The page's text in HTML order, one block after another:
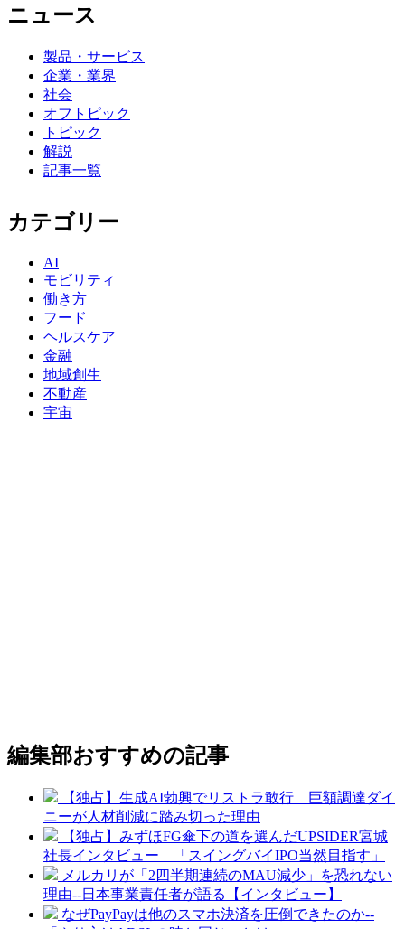
ニュース
製品・サービス
企業・業界
社会
オフトピック
トピック
解説
記事一覧
カテゴリー
AI
モビリティ
働き方
フード
ヘルスケア
金融
地域創生
不動産
宇宙
編集部おすすめの記事
【独占】生成AI勃興でリストラ敢行 巨額調達ダイ
ニーが人材削減に踏み切った理由
【独占】みずほFG傘下の道を選んだUPSIDER宮城
社長インタビュー 「スイングバイIPO当然目指す」
メルカリが「2四半期連続のMAU減少」を恐れない
理由--日本事業責任者が語る【インタビュー】
なぜPayPayは他のスマホ決済を圧倒できたのか--